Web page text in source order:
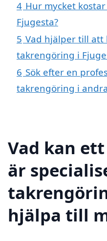
4 Hur mycket
Fjugesta?
5 Vad hjälper till att
takrengöring i
6 Sök efter en
takrengöring i
Vad kan
är
hjälpa till